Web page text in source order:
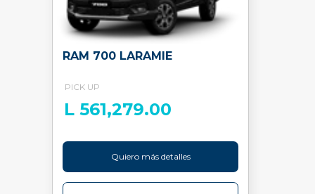
RAM 700 LARAMIE
PICK UP
L 561,279.00
Quiero más detalles